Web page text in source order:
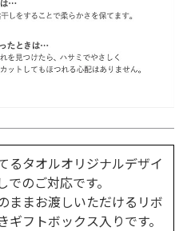
るタオルオリジナルデザイ
のご対応です。
ままお渡しいただけるリボ
ギフトボックス入りです。